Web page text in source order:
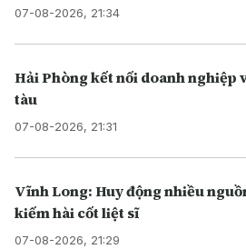
07-08-2026, 21:34
Hải Phòng kết nối doanh nghiệp
tàu
07-08-2026, 21:31
Vĩnh Long: Huy động nhiều
kiếm hài cốt liệt sĩ
07-08-2026, 21:29